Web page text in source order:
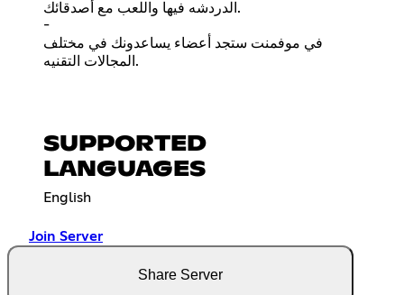
الدردشه فيها واللعب مع أصدقائك.
-
في موفمنت ستجد أعضاء يساعدونك في مختلف
المجالات التقنيه.
SUPPORTED
LANGUAGES
English
Join Server
Share Server